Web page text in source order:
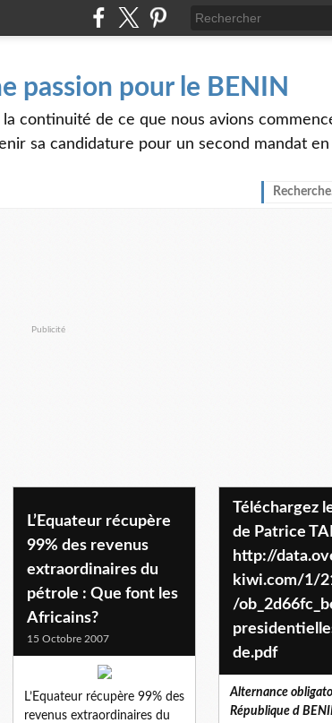
passion pour le BENIN
continuité de ce que nous avions
sa candidature pour un second mandat en
Publicité
L’Equateur récupère
99% des revenus
extraordinaires du
pétrole : Que font les
Africains?
15 Octobre 2007
L’Equateur récupère 99% des
revenus extraordinaires du
Téléchargez le projet de société
de Patrice
http://
kiwi.com/1/
/
de.pdf
Alternance
République d